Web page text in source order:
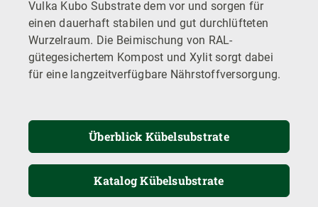
Vulka Kubo Substrate dem vor und sorgen für
einen dauerhaft stabilen und gut durchlüfteten
Wurzelraum. Die Beimischung von RAL-
gütegesichertem Kompost und Xylit sorgt dabei
für eine langzeitverfügbare Nährstoffversorgung.
Überblick Kübelsubstrate
Katalog Kübelsubstrate